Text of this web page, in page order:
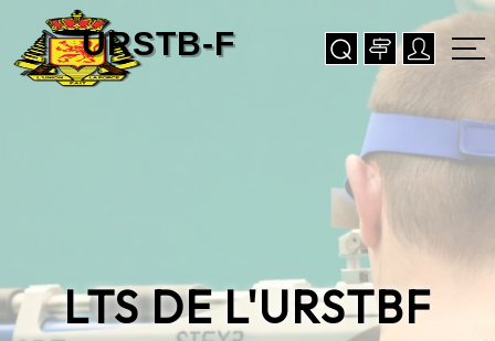
LTS DE L'URSTBF